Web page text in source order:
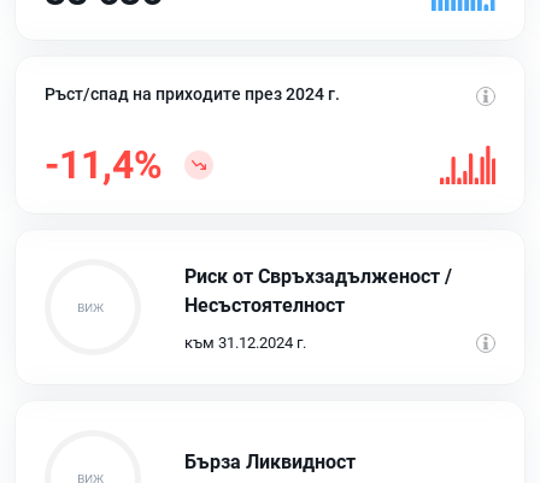
Ръст/спад на приходите през 2024 г.
-11,4%
Риск от Свръхзадълженост /
Несъстоятелност
към 31.12.2024 г.
Бърза Ликвидност